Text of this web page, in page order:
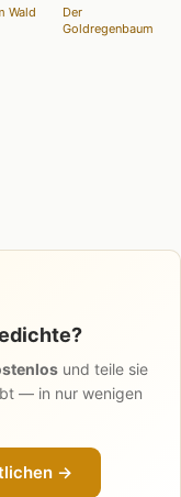
Wald
Der
Goldregenbaum
und teile sie
— in nur wenigen
→